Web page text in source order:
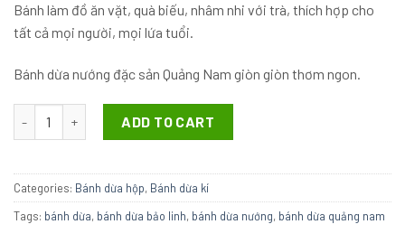
Bánh làm đồ ăn vặt, quà biếu, nhâm nhi với trà, thích hợp cho
tất cả mọi người, mọi lứa tuổi.
Bánh dừa nướng đặc sản Quảng Nam giòn giòn thơm ngon.
ADD TO CART
Categories: Bánh dừa hộp, Bánh dừa kí
Tags: bánh dừa, bánh dừa bảo linh, bánh dừa nướng, bánh dừa quảng nam